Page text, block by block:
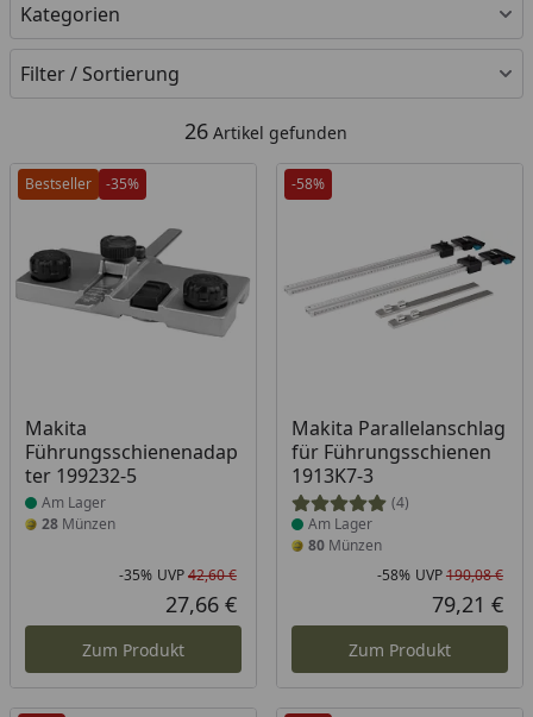
Kategorien
Filter / Sortierung
26 Artikel gefunden
Bestseller -35%
Makita
Führungsschienenadap
ter 199232-5
Produkt am Lager
Am Lager
28 Münzen
Rabatt in Prozent
-35%
Ursprünglicher Preis
UVP42,60 €
Aktueller Preis
27,66 €
Zum Produkt
-58%
Makita Parallelanschlag
für Führungsschienen
1913K7-3
(4)
Produkt am Lager
Am Lager
80Münzen
-58% UVP190,08 €
79,21 €
Zum Produkt